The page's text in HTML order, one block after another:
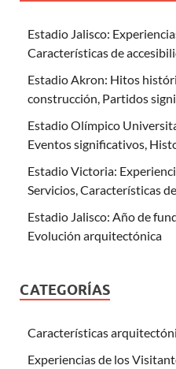
Estadio Jalisco:
Características de
Estadio Akron: Hitos
construcción, Partidos
Estadio Olímpico
Eventos significativos,
Estadio Victoria:
Servicios, Características
Estadio Jalisco: Año de
Evolución arquitectónica
CATEGORÍAS
Características
Experiencias de los